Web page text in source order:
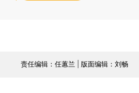
责任编辑：任蕙兰 | 版面编辑：刘畅